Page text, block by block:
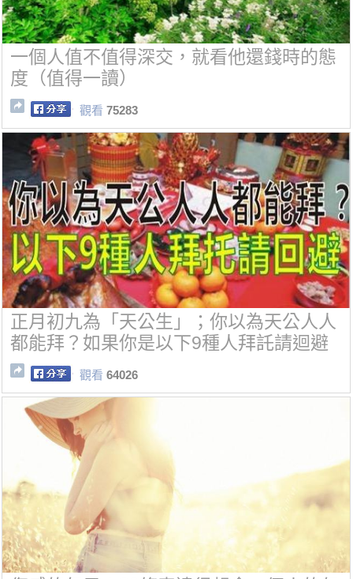
一個人值不值得深交，就看他還錢時的態
度（值得一讀）
觀看 75283
正月初九為「天公生」；你以為天公人人
都能拜？如果你是以下9種人拜託請迴避
觀看 64026